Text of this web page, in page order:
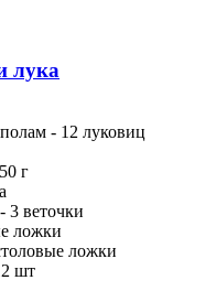
лука
- 12 луковиц
г
3 веточки
ложки
ложки
шт